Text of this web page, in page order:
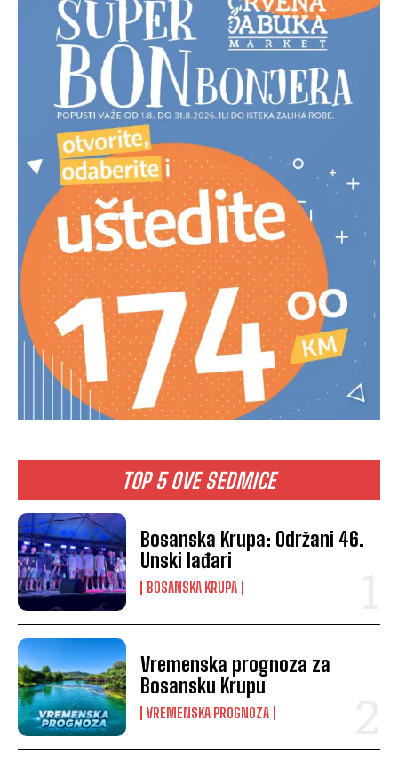
TOP 5 OVE SEDMICE
Bosanska Krupa: Održani 46.
Unski lađari
BOSANSKA KRUPA
Vremenska prognoza za
Bosansku Krupu
VREMENSKA PROGNOZA